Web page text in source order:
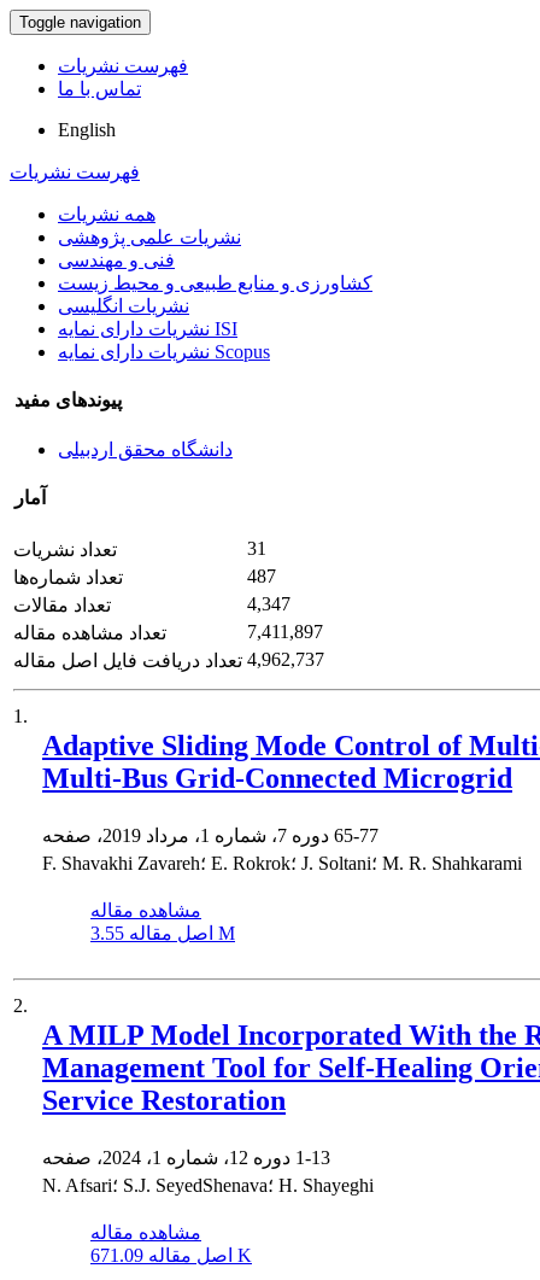
Toggle navigation
فهرست نشریات
تماس با ما
English
فهرست نشریات
همه نشریات
نشریات علمی پژوهشی
فنی و مهندسی
کشاورزی و منابع طبیعی و محیط زیست
نشریات انگلیسی
نشریات دارای نمایه ISI
نشریات دارای نمایه Scopus
پیوندهای مفید
دانشگاه محقق اردبیلی
آمار
تعداد نشریات
31
تعداد شماره‌ها
487
تعداد مقالات
4,347
تعداد مشاهده مقاله
7,411,897
تعداد دریافت فایل اصل مقاله 4,962,737
1.
Adaptive Sliding Mode Control of
Multi-Bus Grid-Connected Microgrid
65-77
F. Shavakhi Zavareh؛ E. Rokrok؛ J. Soltani؛ M. R. Shahkarami
مشاهده مقاله
اصل مقاله 3.55 M
2.
A MILP Model Incorporated With the
Management Tool for Self-Healing
Service Restoration
1-13
N. Afsari؛ S.J. SeyedShenava؛ H. Shayeghi
مشاهده مقاله
اصل مقاله 671.09 K